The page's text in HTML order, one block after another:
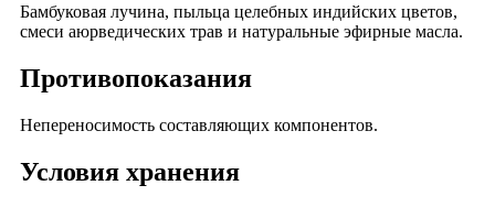
Бамбуковая лучина, пыльца целебных индийских цветов,
смеси аюрведических трав и натуральные эфирные масла.
Противопоказания
Непереносимость составляющих компонентов.
Условия хранения